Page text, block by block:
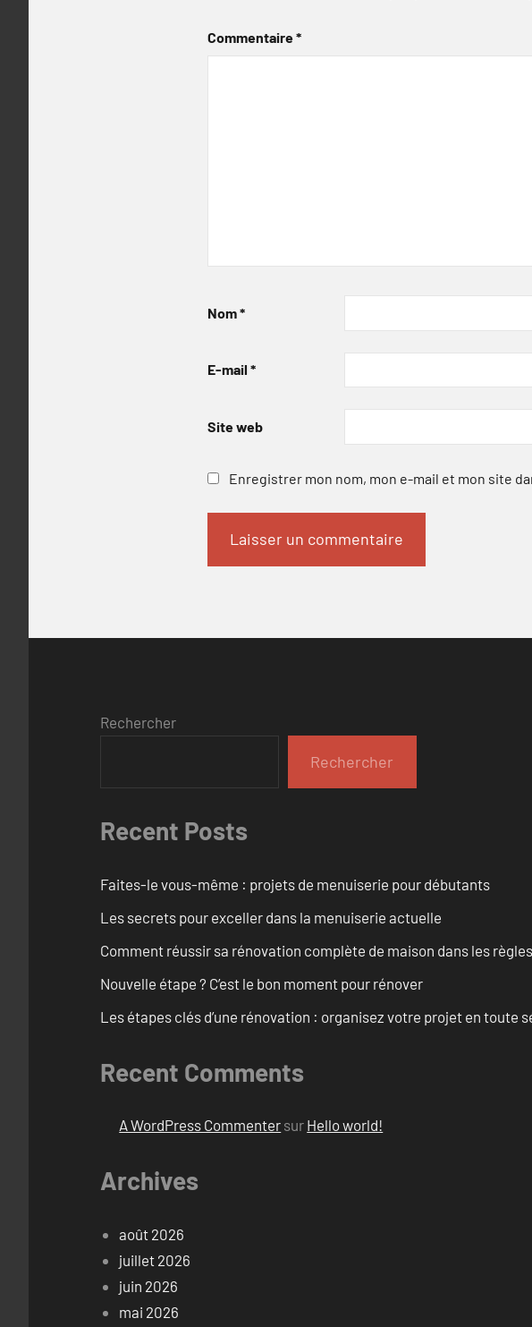
Commentaire*
Nom*
E-mail *
Site web
Enregistrer mon nom, mon e-mail et mon site
Rechercher
Rechercher
Recent Posts
Faites-le vous-même : projets de menuiserie pour débutants
Les secrets pour exceller dans la menuiserie actuelle
Comment réussir sa rénovation complète de maison dans les règles
Nouvelle étape ? C’est le bon moment pour rénover
Les étapes clés d’une rénovation : organisez votre projet en toute
Recent Comments
A WordPress Commenter sur Hello world!
Archives
août 2026
juillet 2026
juin 2026
mai 2026